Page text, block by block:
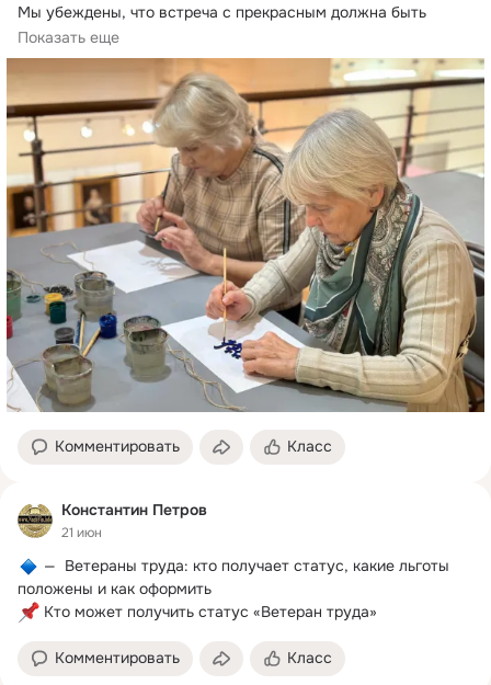
Мы убеждены, что встреча с прекрасным должна быть
доступна...
Показать еще
Комментировать Класс
Константин Петров
21 июн
—  Ветераны труда: кто получает статус, какие льготы
Кто может получить статус «Ветеран труда»
Комментировать Класс